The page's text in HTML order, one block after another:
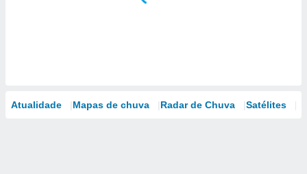
Atualidade Mapas de chuva Radar de Chuva Satélites